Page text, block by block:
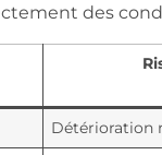
des
Détérioration